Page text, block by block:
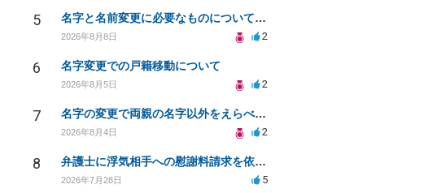
5 名字と名前変更に必要なものについて知りたい
2026年8月8日 2
6 名字変更での戸籍移動について
2026年8月5日 2
7 名字の変更で両親の名字以外をえらべるのか？
2026年8月4日 2
8 弁護士に浮気相手への慰謝料請求を依頼する費用相場は？
2026年7月28日 5